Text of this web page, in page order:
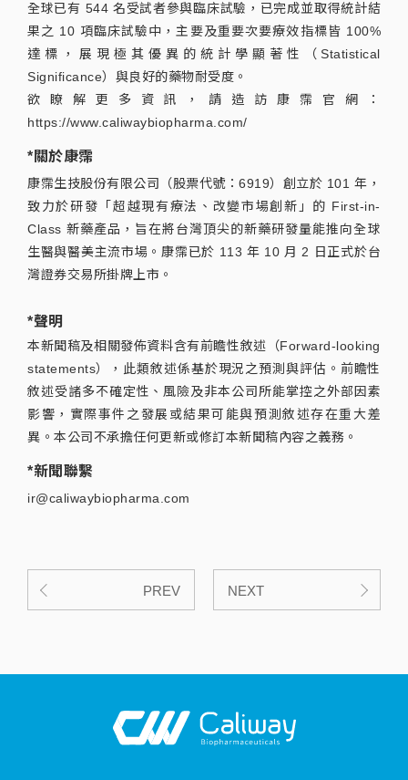
全球已有 544 名受試者參與臨床試驗，已完成並取得統計結
果之 10 項臨床試驗中，主要及重要次要療效指標皆 100%
達標，展現極其優異的統計學顯著性（Statistical
Significance）與良好的藥物耐受度。
欲瞭解更多資訊，請造訪康霈官網：
https://www.caliwaybiopharma.com/
*關於康霈
康霈生技股份有限公司（股票代號：6919）創立於 101 年，
致力於研發「超越現有療法、改變市場創新」的 First-in-
Class 新藥產品，旨在將台灣頂尖的新藥研發量能推向全球
生醫與醫美主流市場。康霈已於 113 年 10 月 2 日正式於台
灣證券交易所掛牌上市。
*聲明
本新聞稿及相關發佈資料含有前瞻性敘述（Forward-looking
statements），此類敘述係基於現況之預測與評估。前瞻性
敘述受諸多不確定性、風險及非本公司所能掌控之外部因素
影響，實際事件之發展或結果可能與預測敘述存在重大差
異。本公司不承擔任何更新或修訂本新聞稿內容之義務。
*新聞聯繫
ir@caliwaybiopharma.com
PREV NEXT